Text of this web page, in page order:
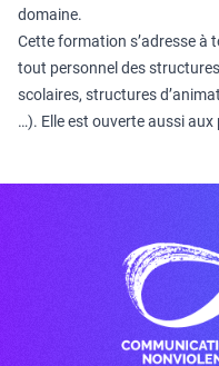
domaine.
Cette formation s’adresse à
tout personnel des
scolaires, structures
…). Elle est ouverte aussi aux